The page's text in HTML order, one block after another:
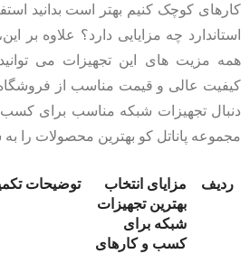
کارهای کوچک کنیم بهتر است بدانید
استاندارد چه مزایایی دارد؟ علاوه بر
همه مزیت‌ های این تجهیزات می‌
کیفیت عالی و قیمت مناسب از
دنبال تجهیزات شبکه مناسب برای
مجموعه پاناتل کو بهترین محصولات را
ردیف
مزایای انتخاب
بهترین تجهیزات
شبکه برای
کسب و کارهای
توضیحات